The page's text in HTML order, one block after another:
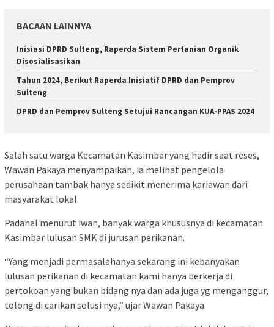
BACAAN LAINNYA
Inisiasi DPRD Sulteng, Raperda Sistem Pertanian Organik
Disosialisasikan
Tahun 2024, Berikut Raperda Inisiatif DPRD dan Pemprov
Sulteng
DPRD dan Pemprov Sulteng Setujui Rancangan KUA-PPAS 2024
Salah satu warga Kecamatan Kasimbar yang hadir saat reses,
Wawan Pakaya menyampaikan, ia melihat pengelola
perusahaan tambak hanya sedikit menerima kariawan dari
masyarakat lokal.
Padahal menurut iwan, banyak warga khususnya di kecamatan
Kasimbar lulusan SMK di jurusan perikanan.
“Yang menjadi permasalahanya sekarang ini kebanyakan
lulusan perikanan di kecamatan kami hanya berkerja di
pertokoan yang bukan bidang nya dan ada juga yg menganggur,
tolong di carikan solusi nya,” ujar Wawan Pakaya.